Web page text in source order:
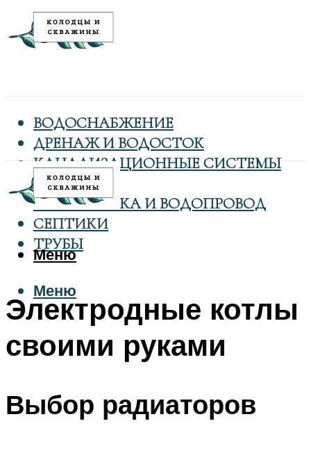
ВОДОСНАБЖЕНИЕ
ДРЕНАЖ И ВОДОСТОК
КАНАЛИЗАЦИОННЫЕ СИСТЕМЫ
КОЛОДЦЫ
САНТЕХНИКА И ВОДОПРОВОД
СЕПТИКИ
ТРУБЫ
Меню
Меню
Электродные котлы
своими руками
Выбор радиаторов